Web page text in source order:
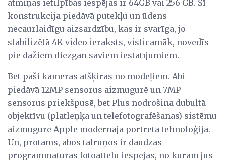
atmiņas ietilpības iespējas ir 64GB vai 256 GB. Šī
konstrukcija piedāvā putekļu un ūdens
necaurlaidīgu aizsardzību, kas ir svarīga, jo
stabilizētā 4K video ieraksts, visticamāk, novedīs
pie dažiem diezgan saviem iestatījumiem.
Bet paši kameras atšķiras no modeļiem. Abi
piedāvā 12MP sensorus aizmugurē un 7MP
sensorus priekšpusē, bet Plus nodrošina dubultā
objektīvu (platleņķa un telefotografēšanas) sistēmu
aizmugurē Apple modernajā portreta tehnoloģijā.
Un, protams, abos tālruņos ir daudzas
programmatūras fotoattēlu iespējas, no kurām jūs